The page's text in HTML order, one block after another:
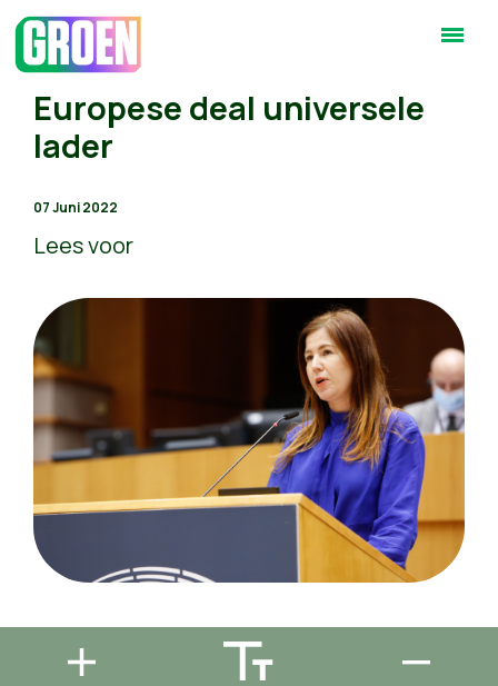
Europese deal universele
lader
07 Juni 2022
Lees voor